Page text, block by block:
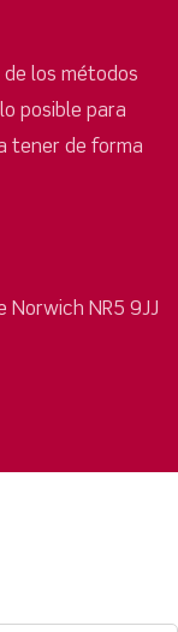
los métodos
posible para
tener de forma
Norwich NR5 9JJ